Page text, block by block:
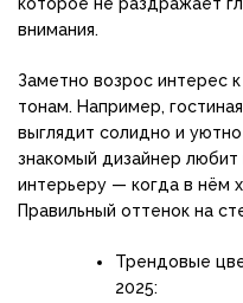
внимания.
Заметно возрос интерес
тонам. Например,
выглядит солидно и
знакомый дизайнер
интерьеру — когда в нём
Правильный оттенок на
Трендовые
2025: